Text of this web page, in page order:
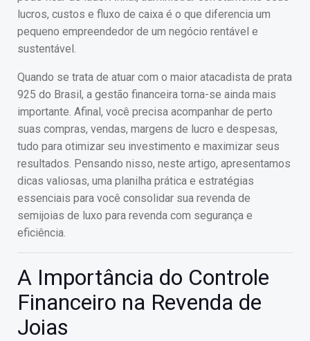
lucros, custos e fluxo de caixa é o que diferencia um
pequeno empreendedor de um negócio rentável e
sustentável.
Quando se trata de atuar com o maior atacadista de prata
925 do Brasil, a gestão financeira torna-se ainda mais
importante. Afinal, você precisa acompanhar de perto
suas compras, vendas, margens de lucro e despesas,
tudo para otimizar seu investimento e maximizar seus
resultados. Pensando nisso, neste artigo, apresentamos
dicas valiosas, uma planilha prática e estratégias
essenciais para você consolidar sua revenda de
semijoias de luxo para revenda com segurança e
eficiência.
A Importância do Controle
Financeiro na Revenda de
Joias